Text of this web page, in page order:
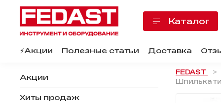
Каталог
⚡️Акции Полезные статьи Доставка
FEDAST
Шпилька
Акции
Хиты продаж